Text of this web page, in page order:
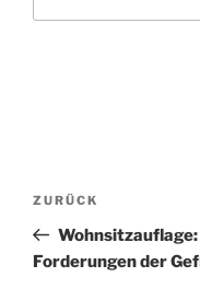
Vorheriger
Beitrag
ZURÜCK
Forderungen der